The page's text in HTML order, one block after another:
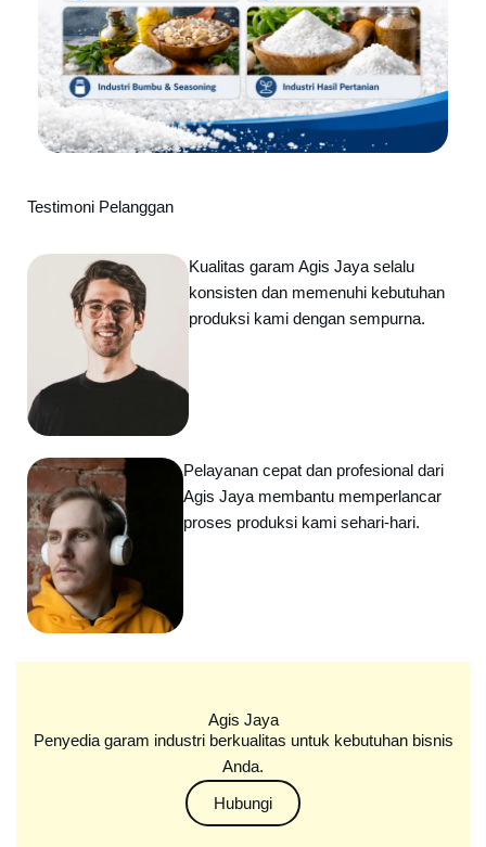
Testimoni Pelanggan
Kualitas garam Agis Jaya selalu
konsisten dan memenuhi kebutuhan
produksi kami dengan sempurna.
Pelayanan cepat dan profesional dari
Agis Jaya membantu memperlancar
proses produksi kami sehari-hari.
Agis Jaya
Penyedia garam industri berkualitas untuk kebutuhan bisnis
Anda.
Hubungi